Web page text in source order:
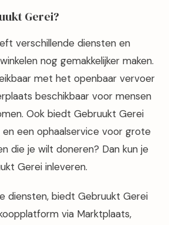
Gerei?
verschillende diensten en
nog gemakkelijker maken.
met het openbaar vervoer
beschikbaar voor mensen
Ook biedt Gebruukt Gerei
een ophaalservice voor grote
die je wilt doneren? Dan kun je
Gerei inleveren.
diensten, biedt Gebruukt Gerei
via Marktplaats,